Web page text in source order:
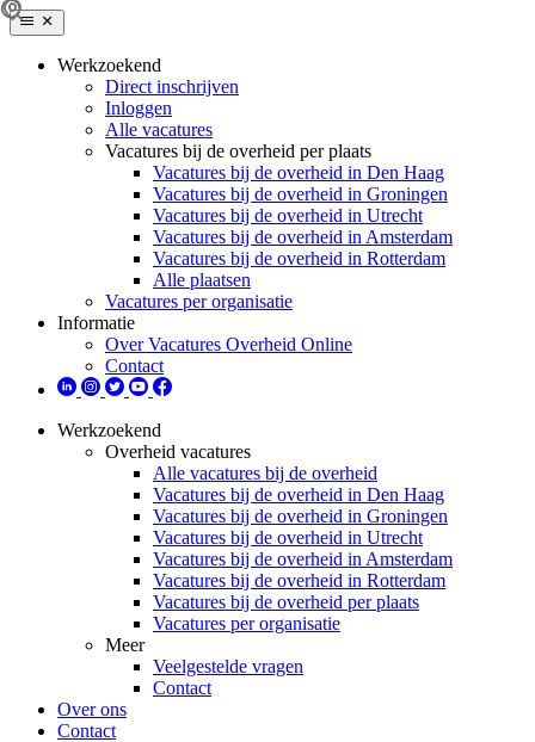
Werkzoekend
Direct inschrijven
Inloggen
Alle vacatures
Vacatures bij de overheid per plaats
Vacatures bij de overheid in Den Haag
Vacatures bij de overheid in Groningen
Vacatures bij de overheid in Utrecht
Vacatures bij de overheid in Amsterdam
Vacatures bij de overheid in Rotterdam
Alle plaatsen
Vacatures per organisatie
Informatie
Over Vacatures Overheid Online
Contact
Werkzoekend
Overheid vacatures
Alle vacatures bij de overheid
Vacatures bij de overheid in Den Haag
Vacatures bij de overheid in Groningen
Vacatures bij de overheid in Utrecht
Vacatures bij de overheid in Amsterdam
Vacatures bij de overheid in Rotterdam
Vacatures bij de overheid per plaats
Vacatures per organisatie
Meer
Veelgestelde vragen
Contact
Over ons
Contact